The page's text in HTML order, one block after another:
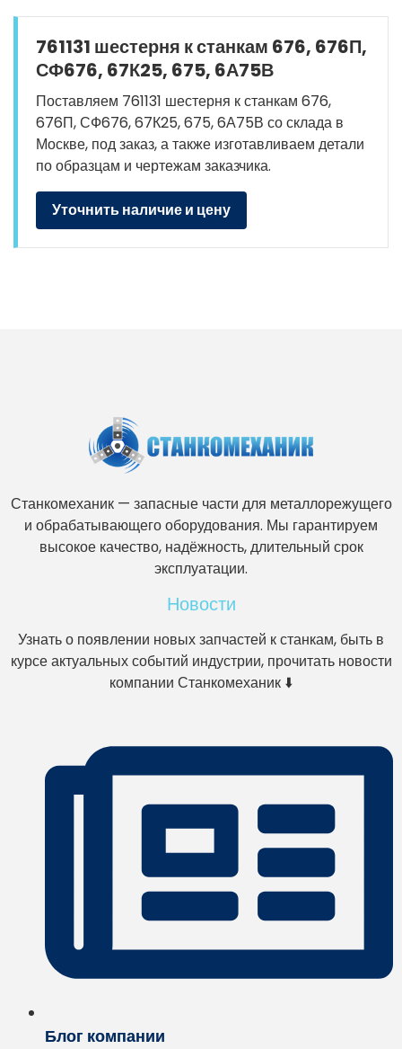
761131 шестерня к станкам 676, 676П,
СФ676, 67К25, 675, 6А75В
Поставляем 761131 шестерня к станкам 676,
676П, СФ676, 67К25, 675, 6А75В со склада в
Москве, под заказ, а также изготавливаем детали
по образцам и чертежам заказчика.
Уточнить наличие и цену
Станкомеханик — запасные части для металлорежущего
и обрабатывающего оборудования. Мы гарантируем
высокое качество, надёжность, длительный срок
эксплуатации.
Новости
Узнать о появлении новых запчастей к станкам, быть в
курсе актуальных событий индустрии, прочитать новости
компании Станкомеханик ⬇️
Блог компании